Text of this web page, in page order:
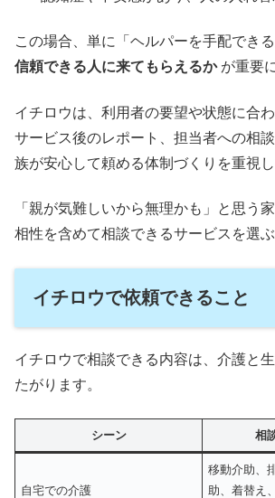
この場合、単に「ヘルパーを手配でき
信頼できる人に来てもらえるかが重要
イチロウは、利用者の要望や状態に合わ
サービス後のレポート、担当者への相
族が安心して頼める体制づくりを重視し
「親が気難しいから無理かも」と思う
相性を含めて相談できるサービスを選ぶ
イチロウで依頼できること
イチロウで相談できる内容は、介護と
たがります。
シーン 相
自宅での介護
移動介助、
助、着替え